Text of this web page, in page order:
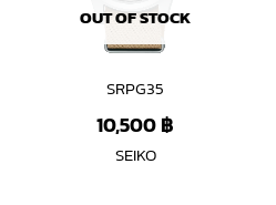
OUT OF STOCK
SRPG35
10,500฿
SEIKO